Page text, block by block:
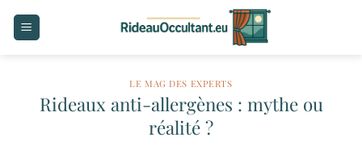
LE MAG DES EXPERTS
Rideaux anti-allergènes : mythe ou
réalité ?